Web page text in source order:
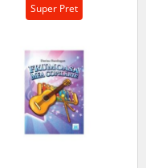
Super Pret